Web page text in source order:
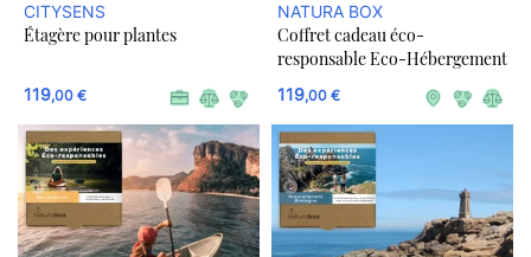
CITYSENS
Étagère pour plantes
119,00 €
NATURA BOX
Coffret cadeau éco-
responsable Eco-Hébergement
119,00 €